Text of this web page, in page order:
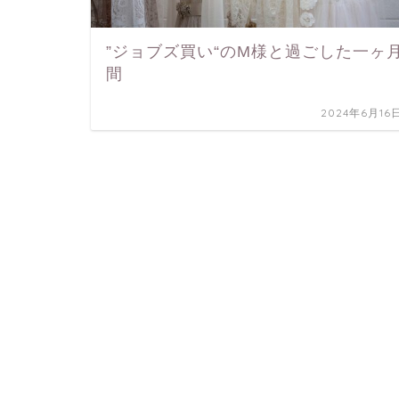
”ジョブズ買い“のM様と過ごした一ヶ
間
2024年6月16